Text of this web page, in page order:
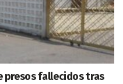
presos fallecidos tras